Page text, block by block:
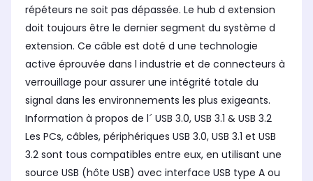
répéteurs ne soit pas dépassée. Le hub d extension
doit toujours être le dernier segment du système d
extension. Ce câble est doté d une technologie
active éprouvée dans l industrie et de connecteurs à
verrouillage pour assurer une intégrité totale du
signal dans les environnements les plus exigeants.
Information à propos de l´ USB 3.0, USB 3.1 & USB 3.2
Les PCs, câbles, périphériques USB 3.0, USB 3.1 et USB
3.2 sont tous compatibles entre eux, en utilisant une
source USB (hôte USB) avec interface USB type A ou